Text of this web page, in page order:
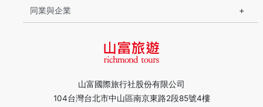
山富國際旅行社股份有限公司
104台灣台北市中山區南京東路2段85號4樓
同業與企業